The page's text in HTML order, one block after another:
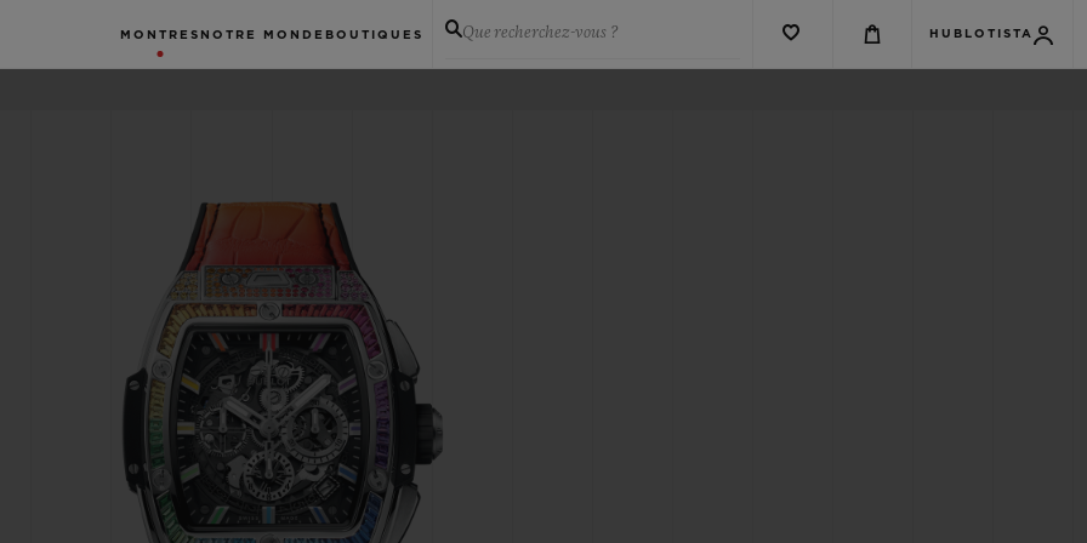
MONTRES NOTRE MONDE BOUTIQUES Que recherchez-vous ? HUBLOTISTA